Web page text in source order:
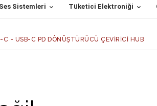
Ses Sistemleri Tüketici Elektroniği
- USB-C PD DÖNÜŞTÜRÜCÜ ÇEVİRİCİ HUB